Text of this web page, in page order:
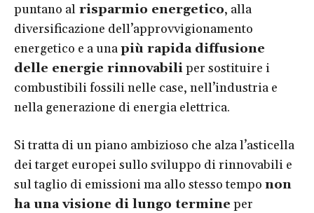
puntano al risparmio energetico, alla
diversificazione dell’approvvigionamento
energetico e a unapiù rapida diffusione
delle energie rinnovabiliper sostituire i
combustibili fossili nelle case, nell’industria e
nella generazione di energia elettrica.
Si tratta di un piano ambizioso che alza l’asticella
dei target europei sullo sviluppo di rinnovabili e
sul taglio di emissioni ma allo stesso tempo non
ha una visione di lungo termine per